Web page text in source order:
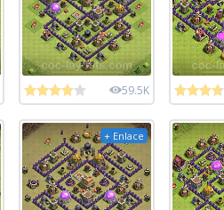
59.5K
+ Enlace